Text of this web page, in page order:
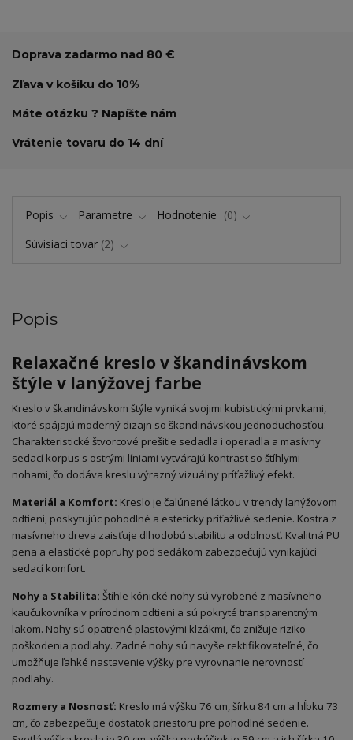
Doprava zadarmo nad 80 €
Zľava v košíku do 10%
Máte otázku ? Napíšte nám
Vrátenie tovaru do 14 dní
Popis Parametre Hodnotenie
0
Súvisiaci tovar 2
Popis
Relaxačné kreslo v škandinávskom
štýle v lanýžovej farbe
Kreslo v škandinávskom štýle vyniká svojimi kubistickými prvkami,
ktoré spájajú moderný dizajn so škandinávskou jednoduchosťou.
Charakteristické štvorcové prešitie sedadla i operadla a masívny
sedací korpus s ostrými líniami vytvárajú kontrast so štíhlymi
nohami, čo dodáva kreslu výrazný vizuálny príťažlivý efekt.
Materiál a Komfort: Kreslo je čalúnené látkou v trendy lanýžovom
odtieni, poskytujúc pohodlné a esteticky príťažlivé sedenie. Kostra z
masívneho dreva zaisťuje dlhodobú stabilitu a odolnosť. Kvalitná PU
pena a elastické popruhy pod sedákom zabezpečujú vynikajúci
sedací komfort.
Nohy a Stabilita: Štíhle kónické nohy sú vyrobené z masívneho
kaučukovníka v prírodnom odtieni a sú pokryté transparentným
lakom. Nohy sú opatrené plastovými klzákmi, čo znižuje riziko
poškodenia podlahy. Zadné nohy sú navyše rektifikovateľné, čo
umožňuje ľahké nastavenie výšky pre vyrovnanie nerovností
podlahy.
Rozmery a Nosnosť: Kreslo má výšku 76 cm, šírku 84 cm a hĺbku 73
cm, čo zabezpečuje dostatok priestoru pre pohodlné sedenie.